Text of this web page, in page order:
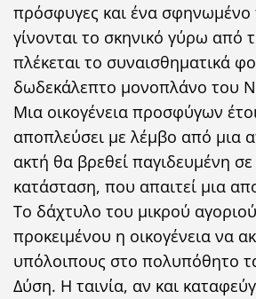
πρόσφυγες και ένα σφηνωμένο
γίνονται το σκηνικό γύρω από
πλέκεται το συναισθηματικά
δωδεκάλεπτο μονοπλάνο του
Μια οικογένεια προσφύγων
αποπλεύσει με λέμβο από μια
ακτή θα βρεθεί παγιδευμένη
κατάσταση, που απαιτεί μια
Το δάχτυλο του μικρού
προκειμένου η οικογένεια να
υπόλοιπους στο πολυπόθητο
Δύση. Η ταινία, αν και